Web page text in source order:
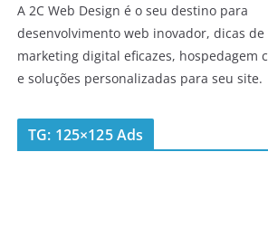
A 2C Web Design é o seu destino para
desenvolvimento web inovador, dicas de
marketing digital eficazes, hospedagem
e soluções personalizadas para seu site.
TG: 125×125 Ads